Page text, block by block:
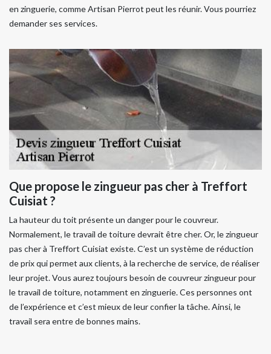
en zinguerie, comme Artisan Pierrot peut les réunir. Vous pourriez
demander ses services.
Que propose le zingueur pas cher à Treffort
Cuisiat ?
La hauteur du toit présente un danger pour le couvreur.
Normalement, le travail de toiture devrait être cher. Or, le zingueur
pas cher à Treffort Cuisiat existe. C’est un système de réduction
de prix qui permet aux clients, à la recherche de service, de réaliser
leur projet. Vous aurez toujours besoin de couvreur zingueur pour
le travail de toiture, notamment en zinguerie. Ces personnes ont
de l’expérience et c’est mieux de leur confier la tâche. Ainsi, le
travail sera entre de bonnes mains.